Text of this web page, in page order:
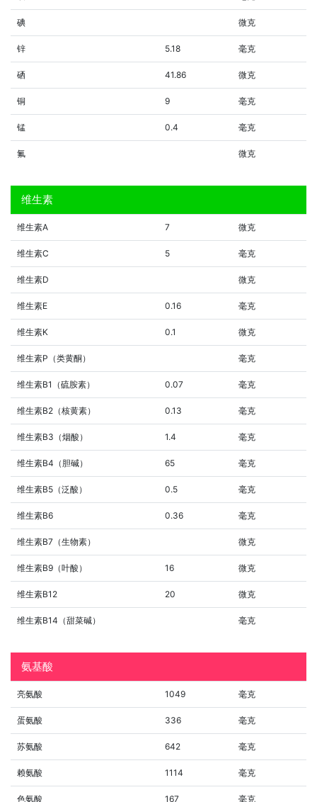
碘 微克
锌 5.18 毫克
硒 41.86 微克
铜 9 毫克
锰 0.4 毫克
氟 微克
维生素
维生素A 7 微克
维生素C 5 毫克
维生素D 微克
维生素E 0.16 毫克
维生素K 0.1 微克
维生素P（类黄酮） 毫克
维生素B1（硫胺素） 0.07 毫克
维生素B2（核黄素） 0.13 毫克
维生素B3（烟酸） 1.4 毫克
维生素B4（胆碱） 65 毫克
维生素B5（泛酸） 0.5 毫克
维生素B6 0.36 毫克
维生素B7（生物素） 微克
维生素B9（叶酸） 16 微克
维生素B12 20 微克
维生素B14（甜菜碱） 毫克
氨基酸
亮氨酸 1049 毫克
蛋氨酸 336 毫克
苏氨酸 642 毫克
赖氨酸 1114 毫克
色氨酸 167 毫克